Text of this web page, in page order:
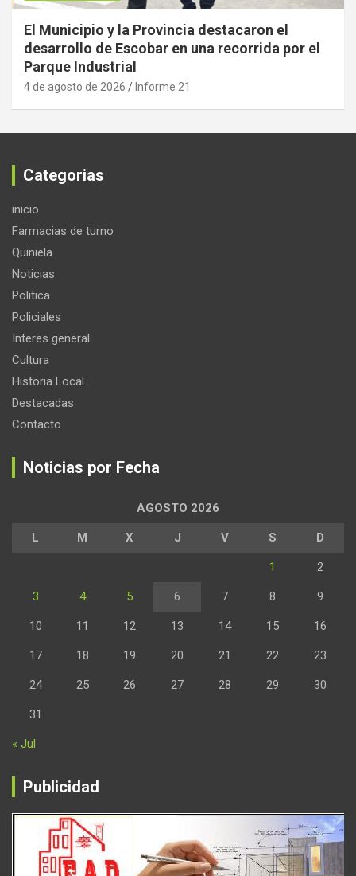
El Municipio y la Provincia destacaron el
desarrollo de Escobar en una recorrida por el
Parque Industrial
4 de agosto de 2026 Informe 21
Categorias
inicio
Farmacias de turno
Quiniela
Noticias
Politica
Policiales
Interes general
Cultura
Historia Local
Destacadas
Contacto
Noticias por Fecha
AGOSTO 2026
L M X J V S D
1 2
3 4 5 6 7 8 9
10 11 12 13 14 15 16
17 18 19 20 21 22 23
24 25 26 27 28 29 30
31
« Jul
Publicidad